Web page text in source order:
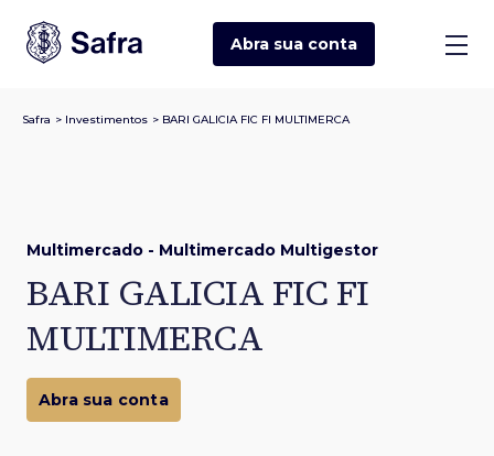
Abra sua conta
Safra > Investimentos > BARI GALICIA FIC FI MULTIMERCA
Multimercado - Multimercado Multigestor
BARI GALICIA FIC FI
MULTIMERCA
Abra sua conta